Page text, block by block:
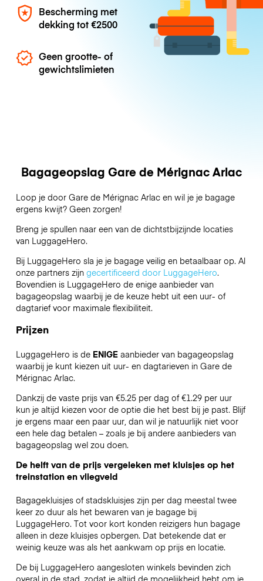
Bescherming met
dekking tot€2500
Geen grootte- of
gewichtslimieten
Bagageopslag Gare de Mérignac Arlac
Loop je door Gare de Mérignac Arlac en wil je je bagage
ergens kwijt? Geen zorgen!
Breng je spullen naar een van de dichtstbijzijnde locaties
van LuggageHero.
Bij LuggageHero sla je je bagage veilig en betaalbaar op. Al
onze partners zijn gecertificeerd door LuggageHero.
Bovendien is LuggageHero de enige aanbieder van
bagageopslag waarbij je de keuze hebt uit een uur- of
dagtarief voor maximale flexibiliteit.
Prijzen
LuggageHero is de ENIGEaanbieder van bagageopslag
waarbij je kunt kiezen uit uur- en dagtarieven in Gare de
Mérignac Arlac.
Dankzij de vaste prijs van €5.25 per dag of €1.29 per uur
kun je altijd kiezen voor de optie die het best bij je past. Blijf
je ergens maar een paar uur, dan wil je natuurlijk niet voor
een hele dag betalen – zoals je bij andere aanbieders van
bagageopslag wel zou doen.
De helft van de prijs vergeleken met kluisjes op het
treinstation en vliegveld
Bagagekluisjes of stadskluisjes zijn per dag meestal twee
keer zo duur als het bewaren van je bagage bij
LuggageHero. Tot voor kort konden reizigers hun bagage
alleen in deze kluisjes opbergen. Dat betekende dat er
weinig keuze was als het aankwam op prijs en locatie.
De bij LuggageHero aangesloten winkels bevinden zich